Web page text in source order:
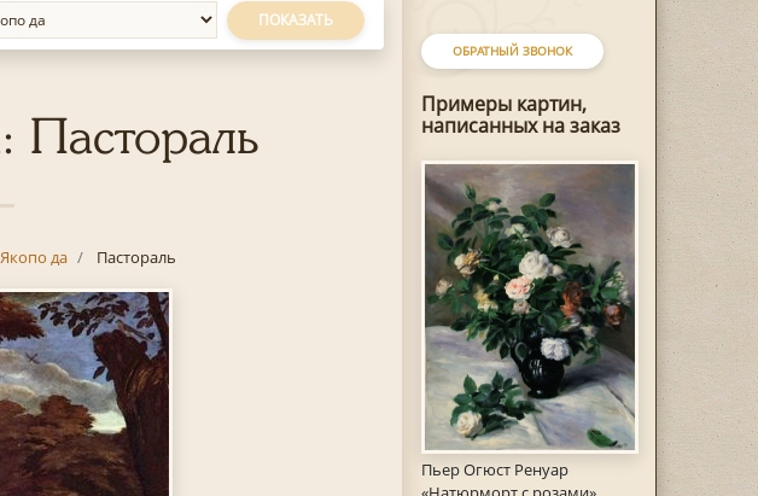
ОБРАТНЫЙ ЗВОНОК
Примеры картин,
написанных на заказ
Пьер Огюст Ренуар
ПОКАЗАТЬ
Пастораль
да Пастораль